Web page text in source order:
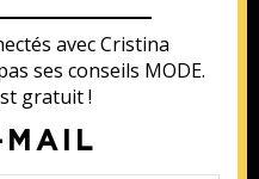
Formations
Contact
avec Cristina
ses conseils MODE.
gratuit !
MAIL